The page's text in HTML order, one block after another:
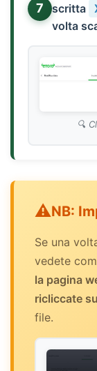
7
scritta
volta
NB:
Se una
vedete
la pagina
ricliccate
file.